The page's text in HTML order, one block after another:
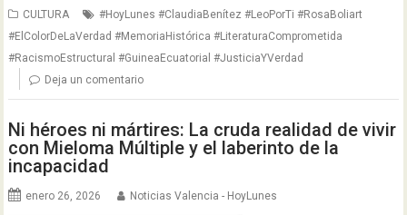
CULTURA
#HoyLunes #ClaudiaBenítez #LeoPorTi #RosaBoliart
#ElColorDeLaVerdad #MemoriaHistórica #LiteraturaComprometida
#RacismoEstructural #GuineaEcuatorial #JusticiaYVerdad
Deja un comentario
Ni héroes ni mártires: La cruda realidad de vivir
con Mieloma Múltiple y el laberinto de la
incapacidad
enero 26, 2026 Noticias Valencia - HoyLunes